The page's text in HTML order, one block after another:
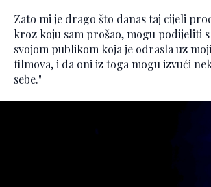
Zato mi je drago što danas taj cijeli
kroz koju sam prošao, mogu podijeliti
svojom publikom koja je odrasla uz
filmova, i da oni iz toga mogu izvući
sebe."